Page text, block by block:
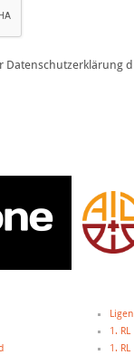
Ligen
1.
1.